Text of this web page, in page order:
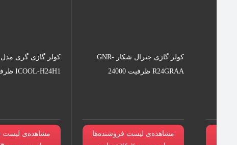
کولر گازی گری مدل
ICOOL-H24H1 ظرفیت 24000
مشاهده‌ی لیست
کولر گازی جنرال شکار GNR-
R24GRAA ظرفیت 24000
مشاهده‌ی لیست فروشنده‌ها